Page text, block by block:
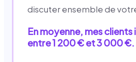
discuter ensemble de
En moyenne, mes
entre 1 200 € et 3 000 €.